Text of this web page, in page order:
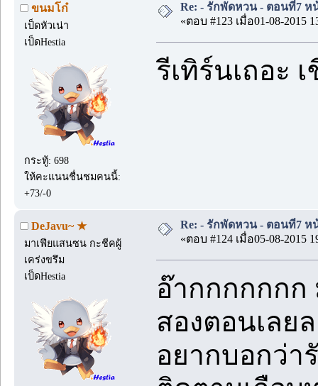
ขนมโก๋
เป็ดหัวเน่า
เป็ดHestia
กระทู้: 698
ให้คะแนนชื่นชมคนนี้:
+73/-0
Re: - รักพัดหวน - ตอนที่7 ห
«ตอบ #123 เมื่อ01-08-2015
รีเทิร์นเถอะ
DeJavu~ ★
มาเฟียแสนซน กะชีคผู้
เคร่งขรึม
เป็ดHestia
Re: - รักพัดหวน - ตอนที่7 ห
«ตอบ #124 เมื่อ05-08-2015
อ๊ากกกกกกก
สองตอนเลย
อยากบอกว่า